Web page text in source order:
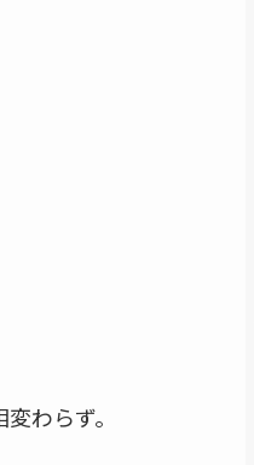
わらず。